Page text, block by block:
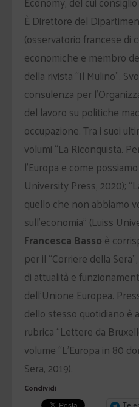
È Direttore del
(osservatorio francese di
economiche e membro
della rivista “Il Mulino”.
consulenza per
del lavoro su politiche
occupazione. Tra i suoi
volumi “La Riconquista.
l’Europa e come
University Press, 2020);
quello che non abbiamo
sull’economia” (Luiss
Francesca Basso è
per il “Corriere della
di attualità e
dell’Unione Europea.
dello stesso quotidiano è
rubrica “Lettere da
volume “L’Europa in 80
Sera, 2019).
Condividi